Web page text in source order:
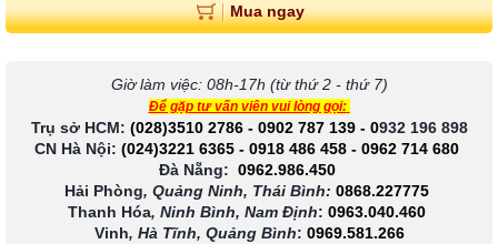
Mua ngay
Giờ làm việc: 08h-17h (từ thứ 2 - thứ 7)
Để gặp tư vấn viên vui lòng gọi:
Trụ sở HCM: (028)3510 2786 - 0902 787 139- 0932 196 898
CN Hà Nội: (024)3221 6365 - 0918 486 458 - 0962 714 680
Đà Nẵng: 0962.986.450
Hải Phòng, Quảng Ninh, Thái Bình: 0868.227775
Thanh Hóa, Ninh Bình, Nam Định: 0963.040.460
Vinh, Hà Tĩnh, Quảng Bình: 0969.581.266